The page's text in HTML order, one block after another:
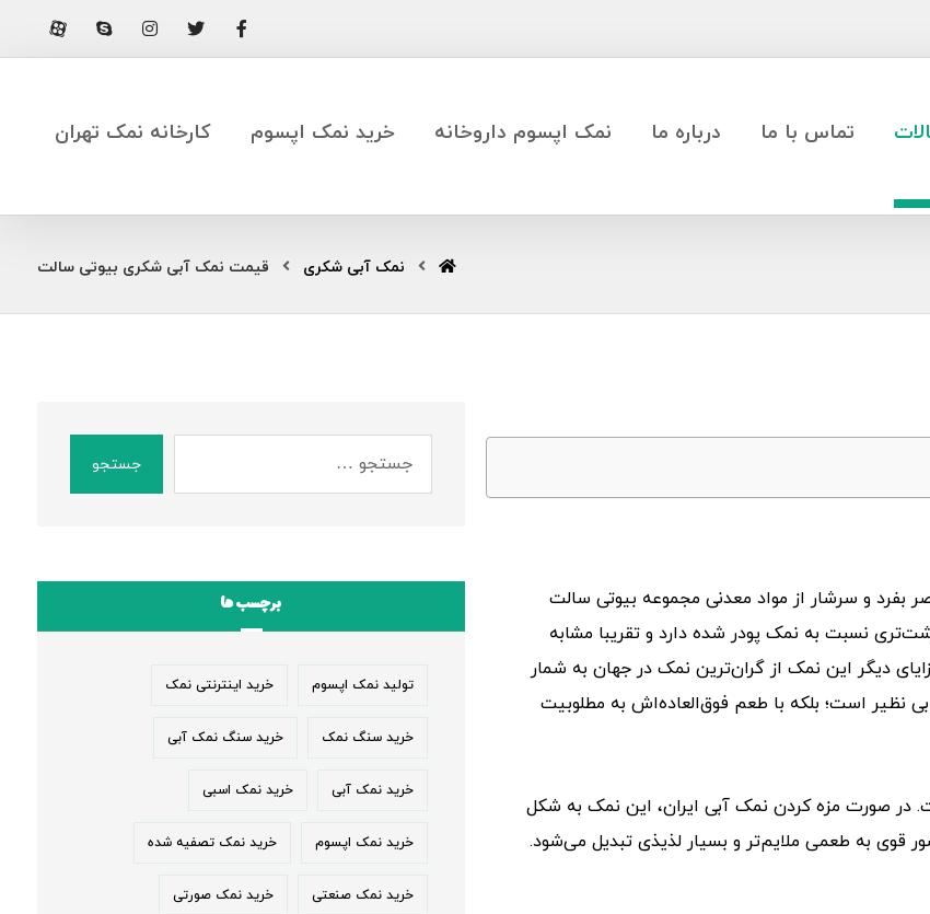
تماس با ما درباره ما نمک اپسوم داروخانه خرید نمک اپسوم کارخانه نمک تهران
نمک آبی شکری قیمت نمک آبی شکری بیوتی سالت
بفرد و سرشار از مواد معدنی مجموعه بیوتی سالت
نسبت به نمک پودر شده دارد و تقریبا مشابه
دیگر این نمک از گران‌ترین نمک در جهان به شمار
بی نظیر است؛ بلکه با طعم فوق‌العاده‌اش به مطلوبیت
در صورت مزه کردن نمک آبی ایران، این نمک به شکل
قوی به طعمی ملایم‌تر و بسیار لذیذی تبدیل می‌شود.
جستجو
برچسب ها
تولید نمک اپسوم خرید اینترنتی نمک
خرید سنگ نمک خرید سنگ نمک آبی
خرید نمک آبی خرید نمک اسبی
خرید نمک اپسوم خرید نمک تصفیه شده
خرید نمک صنعتی خرید نمک صورتی